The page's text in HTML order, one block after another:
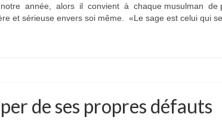
année, alors il convient à chaque musulman de
et sérieuse envers soi même. «Le sage est celui qui
de ses propres défauts